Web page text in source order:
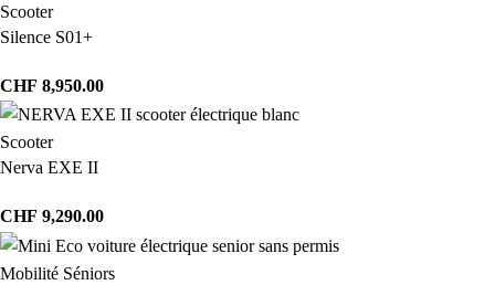
Scooter
Silence S01+
CHF 8,950.00
Scooter
Nerva EXE II
CHF 9,290.00
Mobilité Séniors